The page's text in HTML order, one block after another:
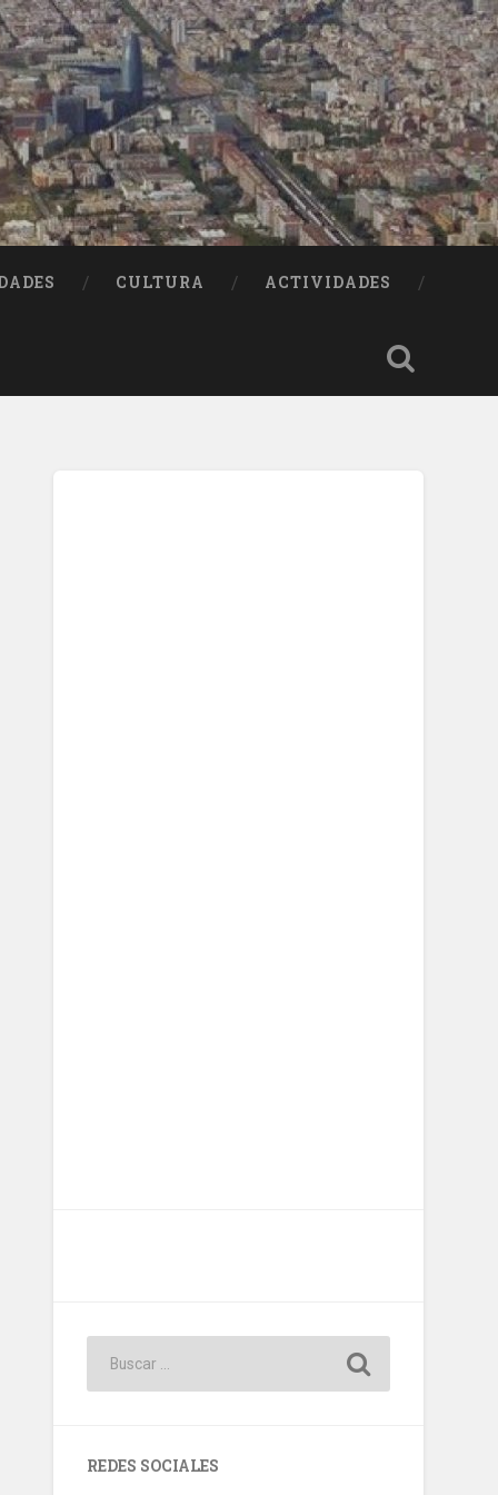
CULTURA ACTIVIDADES
REDES SOCIALES